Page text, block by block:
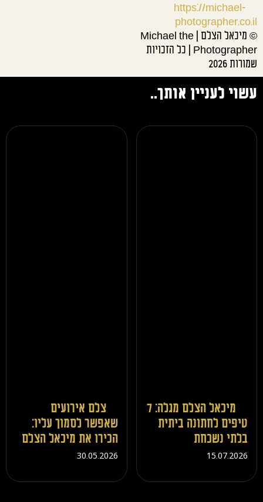
https://michael-
photographer.co.il
© מיכאל הצלם | Michael the
Photographer | כל הזכויות
שמורות 2026
עשוי לעניין אותך..
מיכאל הצלם מגלה: 7
טיפים לחתונה ביתית
בלתי נשכחת
15.07.2026
צלם אירועים
שאפשר לסמוך עליו:
הכירו את מיכאל הצלם
30.05.2026